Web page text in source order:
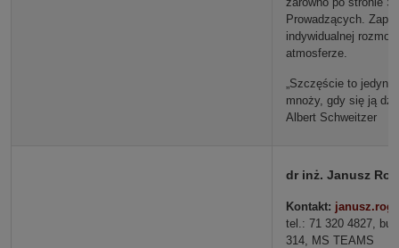
Prowadzących.
indywidualnej
atmosferze.
„Szczęście to
mnoży, gdy się ją
Albert Schweitzer
dr inż. Janusz
Kontakt:
tel.: 71 320 4827,
314, MS TEAMS